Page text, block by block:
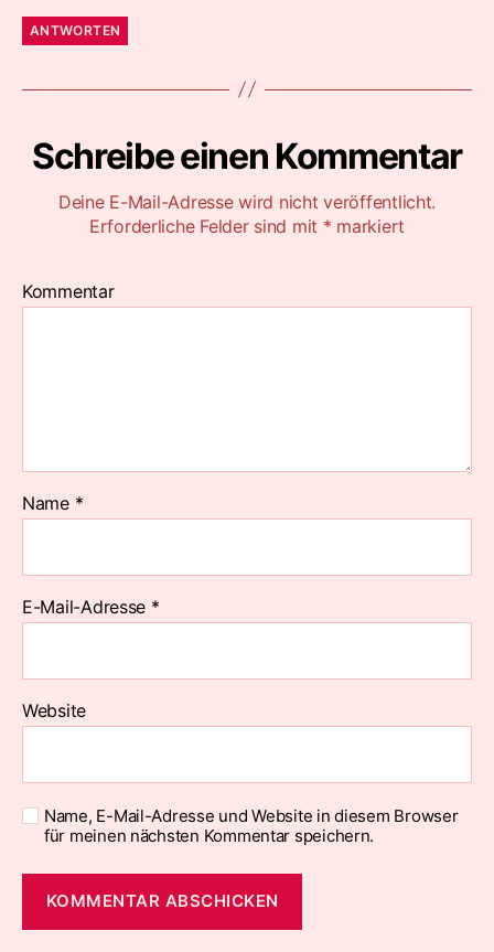
ANTWORTEN
Schreibe einen Kommentar
Deine E-Mail-Adresse wird nicht veröffentlicht.
Erforderliche Felder sind mit * markiert
Kommentar
Name *
E-Mail-Adresse *
Website
Name, E-Mail-Adresse und Website in diesem Browser
für meinen nächsten Kommentar speichern.